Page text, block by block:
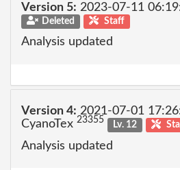
Version 5: 2023-07-11
Deleted Staff
Analysis updated
Version 4: 2021-07-01
CyanoTex 23355 Lv. 12
Analysis updated